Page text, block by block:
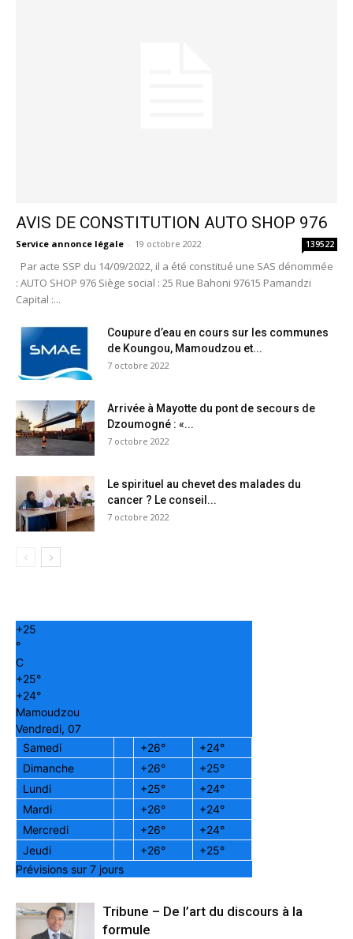
AVIS DE CONSTITUTION AUTO SHOP 976
Service annonce légale - 19 octobre 2022 139522
Par acte SSP du 14/09/2022, il a été constitué une SAS dénommée
: AUTO SHOP 976 Siège social : 25 Rue Bahoni 97615 Pamandzi
Capital :...
Coupure d’eau en cours sur les communes
de Koungou, Mamoudzou et...
7 octobre 2022
Arrivée à Mayotte du pont de secours de
Dzoumogné : «...
7 octobre 2022
Le spirituel au chevet des malades du
cancer ? Le conseil...
7 octobre 2022
+25
°
C
+25°
+24°
Mamoudzou
Vendredi, 07
Samedi
+26° +24°
Dimanche
+26° +25°
Lundi
+25° +24°
Mardi
+26° +24°
Mercredi
+26° +24°
Jeudi
+26° +25°
Prévisions sur 7 jours
Tribune – De l’art du discours à la
formule